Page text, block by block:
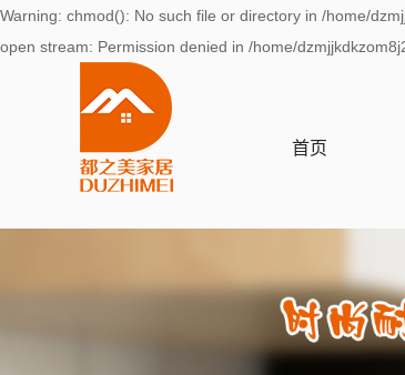
Warning: chmod(): No such file or directory in /home/
open stream: Permission denied in /home/
首页